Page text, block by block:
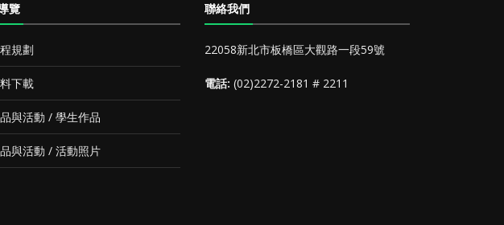
覽
規劃
下載
與活動 / 學生作品
與活動 / 活動照片
聯絡我們
22058新北市板橋區大觀路一段59號
電話: (02)2272-2181 # 2211